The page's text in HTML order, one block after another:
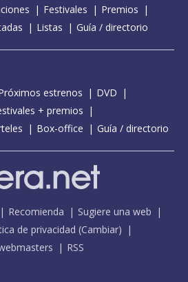
Festivales
Premios
Listas Guía / directorio
estrenos
DVD
+ premios
Box-office Guía / directorio
Recomienda
Sugiere una web
de privacidad (Cambiar)
RSS